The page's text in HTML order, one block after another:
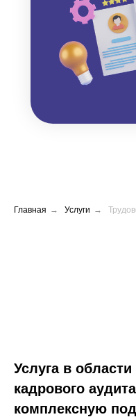
Главная → Услуги →
Услуга в
кадрового
комплексную